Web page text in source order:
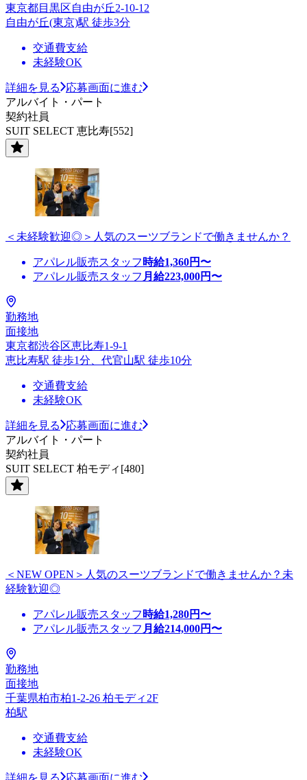
東京都目黒区自由が丘2-10-12
自由が丘(東京)駅 徒歩3分
交通費支給
未経験OK
詳細を見る
応募画面に進む
アルバイト・パート
契約社員
SUIT SELECT 恵比寿[552]
＜未経験歓迎◎＞人気のスーツブランドで働きませんか？
アパレル販売スタッフ 時給1,360円〜
アパレル販売スタッフ 月給223,000円〜
勤務地
面接地
東京都渋谷区恵比寿1-9-1
恵比寿駅 徒歩1分、代官山駅 徒歩10分
交通費支給
未経験OK
詳細を見る
応募画面に進む
アルバイト・パート
契約社員
SUIT SELECT 柏モディ[480]
＜NEW OPEN＞人気のスーツブランドで働きませんか？未
経験歓迎◎
アパレル販売スタッフ 時給1,280円〜
アパレル販売スタッフ 月給214,000円〜
勤務地
面接地
千葉県柏市柏1-2-26 柏モディ2F
柏駅
交通費支給
未経験OK
詳細を見る 応募画面に進む